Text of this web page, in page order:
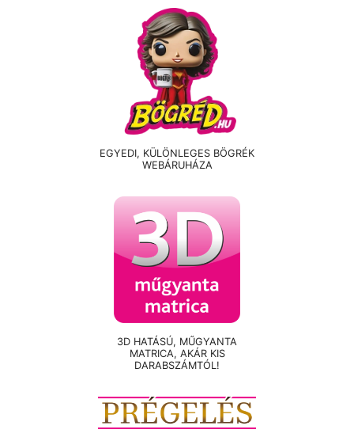
EGYEDI, KÜLÖNLEGES BÖGRÉK
WEBÁRUHÁZA
3D HATÁSÚ, MŰGYANTA
MATRICA, AKÁR KIS
DARABSZÁMTÓL!